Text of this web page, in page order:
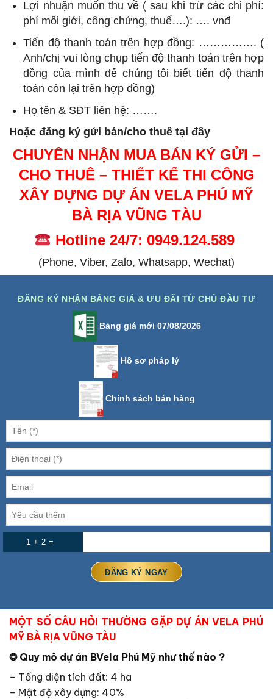
Lợi nhuận muốn thu về ( sau khi trừ các chi phí:
phí môi giới, công chứng, thuế….): …. vnđ
Tiến độ thanh toán trên hợp đồng: ……………. (
Anh/chị vui lòng chụp tiến độ thanh toán trên hợp
đồng của mình để chúng tôi biết tiến độ thanh
toán còn lại trên hợp đồng)
Họ tên & SĐT liên hệ: …….
Hoặc đăng ký gửi bán/cho thuê tại đây
CHUYÊN NHẬN MUA BÁN KÝ GỬI –
CHO THUÊ – THIẾT KẾ THI CÔNG
XÂY DỰNG DỰ ÁN VELA PHÚ MỸ
BÀ RỊA VŨNG TÀU
Hotline 24/7: 0949.124.589
(Phone, Viber, Zalo, Whatsapp, Wechat)
ĐĂNG KÝ NHẬN BẢNG GIÁ & ƯU ĐÃI TỪ CHỦ ĐẦU TƯ
Bảng giá mới 07/08/2026
Hồ sơ pháp lý
Chính sách bán hàng
1 + 2 =
MỘT SỐ CÂU HỎI THƯỜNG GẶP DỰ ÁN VELA PHÚ
MỸ BÀ RỊA VŨNG TÀU
❂ Quy mô dự án BVela Phú Mỹ như thế nào ?
– Tổng diện tích đất: 4 ha
– Mật độ xây dựng: 40%